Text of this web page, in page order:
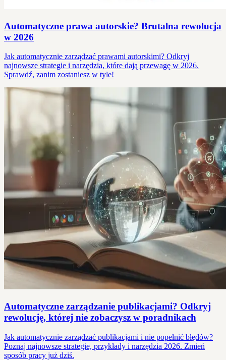
Automatyczne prawa autorskie? Brutalna rewolucja
w 2026
Jak automatycznie zarządzać prawami autorskimi? Odkryj
najnowsze strategie i narzędzia, które dają przewagę w 2026.
Sprawdź, zanim zostaniesz w tyle!
Automatyczne zarządzanie publikacjami? Odkryj
rewolucję, której nie zobaczysz w poradnikach
Jak automatycznie zarządzać publikacjami i nie popełnić błędów?
Poznaj najnowsze strategie, przykłady i narzędzia 2026. Zmień
sposób pracy już dziś.